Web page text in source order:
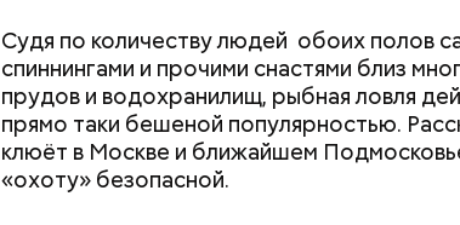
Судя по количеству людей обоих полов
спиннингами и прочими снастями близ
прудов и водохранилищ, рыбная ловля
прямо таки бешеной популярностью.
клюёт в Москве и ближайшем
«охоту» безопасной.